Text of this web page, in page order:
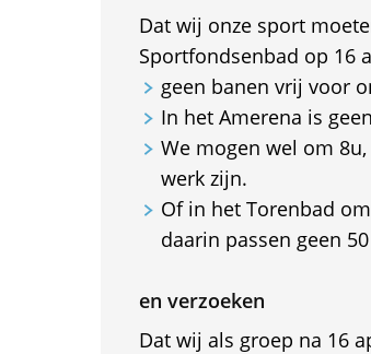
Dat wij onze sport
Sportfondsenbad op 16
geen banen vrij voor
In het Amerena is
We mogen wel om
werk zijn.
Of in het Torenbad
daarin passen geen
en verzoeken
Dat wij als groep na 16